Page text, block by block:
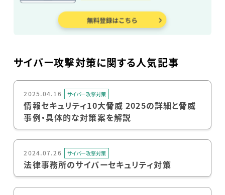
サイバー攻撃対策に関する人気記事
2025.04.16 サイバー攻撃対策
情報セキュリティ10大脅威 2025の詳細と脅威
事例・具体的な対策案を解説
2024.07.26 サイバー攻撃対策
法律事務所のサイバーセキュリティ対策